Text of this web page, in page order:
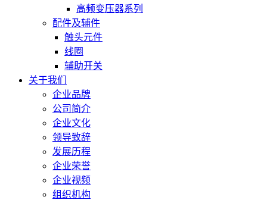
高频变压器系列
配件及辅件
触头元件
线圈
辅助开关
关于我们
企业品牌
公司简介
企业文化
领导致辞
发展历程
企业荣誉
企业视频
组织机构